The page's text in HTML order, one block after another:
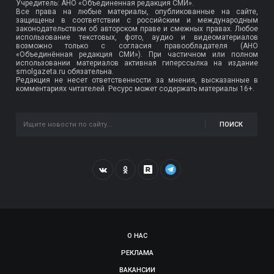
Учредитель: АНО «Объединенная редакция СМИ».
Все права на любые материалы, опубликованные на сайте,
защищены в соответствии с российским и международным
законодательством об авторском праве и смежных правах. Любое
использование текстовых, фото, аудио и видеоматериалов
возможно только с согласия правообладателя (АНО
«Объединённая редакция СМИ»). При частичном или полном
использовании материалов активная гиперссылка на издание
smolgazeta.ru обязательна.
Редакция не несет ответственности за мнения, высказанные в
комментариях читателей. Ресурс может содержать материалы 16+.
ПОИСК
О НАС
РЕКЛАМА
ВАКАНСИИ